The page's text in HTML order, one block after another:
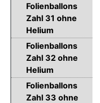
Folienballons
Zahl 31 ohne
Helium
Folienballons
Zahl 32 ohne
Helium
Folienballons
Zahl 33 ohne